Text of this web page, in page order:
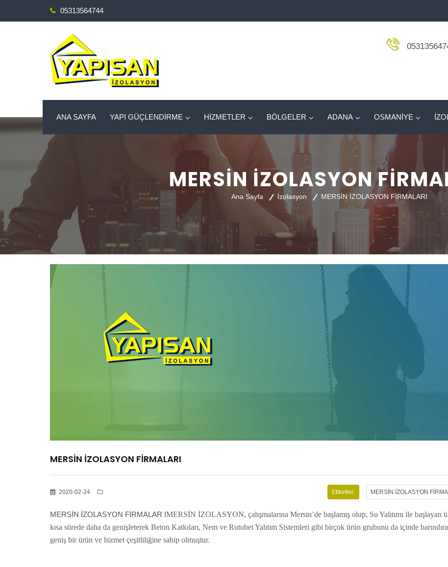
05313564744
ANA SAYFA YAPI GÜÇLENDİRME HİZMETLER BÖLGELER ADANA OSMANİYE
MERSİN İZOLASYON
Ana Sayfa İzolasyon MERSİN İZOLASYON FİRMALARI
MERSİN İZOLASYON FİRMALARI
2020-02-24 Etiketler: MERSİN İZOLASYON
MERSİN İZOLASYON FİRMALAR IMERSİN İZOLASYON, çalışmalarına Mersin’de başlamış olup, Su Yalıtımı ile başlayan
kısa sürede daha da genişleterek Beton Katkıları, Nem ve Rutubet Yalıtım Sistemleri gibi birçok ürün grubunu da içinde
geniş bir ürün ve hizmet çeşitliliğine sahip olmuştur.